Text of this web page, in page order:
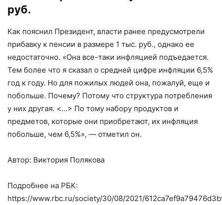
руб.
Как пояснил Президент, власти ранее предусмотрели
прибавку к пенсии в размере 1 тыс. руб., однако ее
недостаточно. «Она все-таки инфляцией подъедается.
Тем более что я сказал о средней цифре инфляции 6,5%
год к году. Но для пожилых людей она, пожалуй, еще и
побольше. Почему? Потому что структура потребления
у них другая. <…> По тому набору продуктов и
предметов, которые они приобретают, их инфляция
побольше, чем 6,5%», — отметил он.
Автор: Виктория Полякова
Подробнее на РБК:
https://www.rbc.ru/society/30/08/2021/